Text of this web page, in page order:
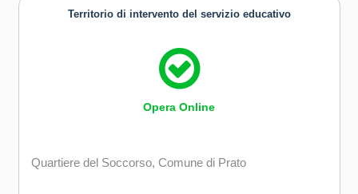
opportune per condurlo all’autorealizzazione.
Territorio di intervento del servizio educativo
Opera Online
Quartiere del Soccorso, Comune di Prato